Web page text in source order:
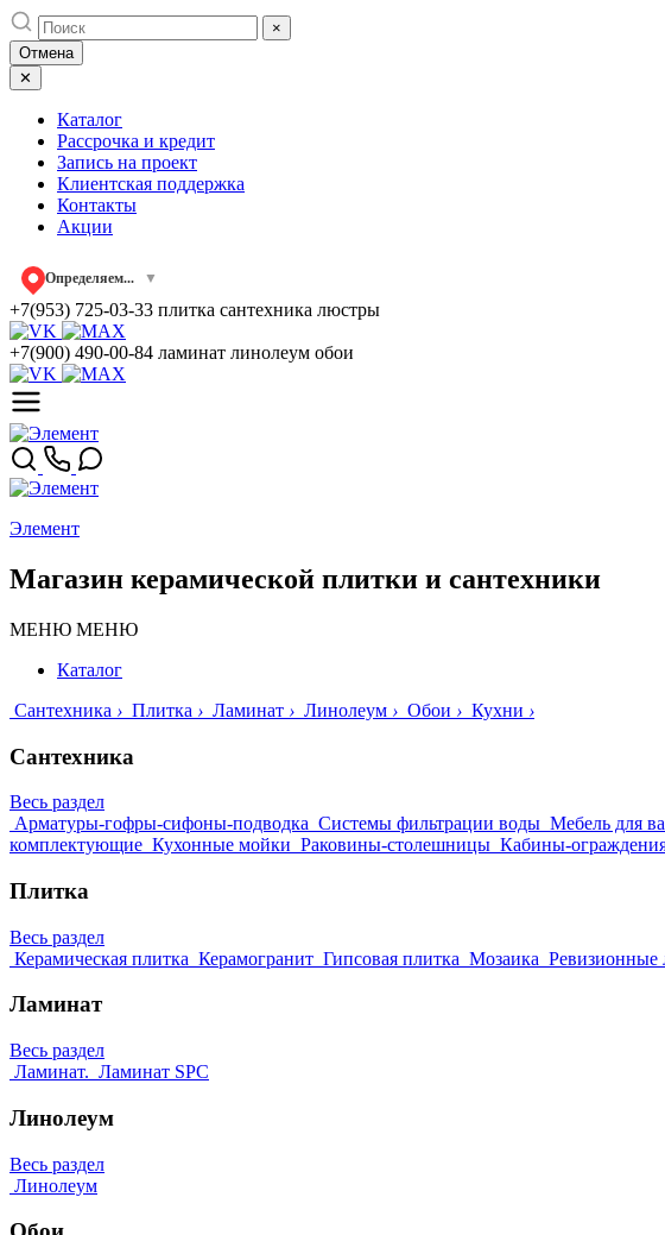
Skip
to
content
×
Отмена
✕
Каталог
Рассрочка и кредит
Запись на проект
Клиентская поддержка
Контакты
Акции
Определяем... ▼
+7(953) 725-03-33 плитка сантехника люстры
+7(900) 490-00-84 ламинат линолеум обои
Элемент
Магазин керамической плитки и сантехники
МЕНЮ МЕНЮ
Каталог
Сантехника › Плитка › Ламинат › Линолеум › Обои › Кухни ›
Сантехника
Весь раздел
Арматуры-гофры-сифоны-подводка Системы фильтрации воды Мебель для
комплектующие Кухонные мойки Раковины-столешницы Кабины-
Плитка
Весь раздел
Керамическая плитка Керамогранит Гипсовая плитка Мозаика Ревизионные
Ламинат
Весь раздел
Ламинат. Ламинат SPC
Линолеум
Весь раздел
Линолеум